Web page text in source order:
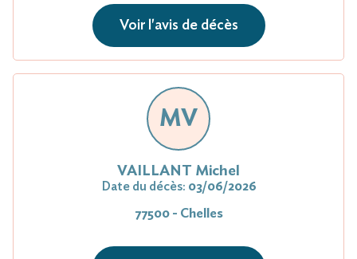
Voir l'avis de décès
MV
VAILLANT Michel
Date du décès: 03/06/2026
77500 - Chelles